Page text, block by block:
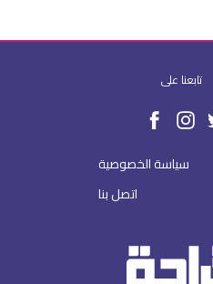
تابعنا على
سياسة الخصوصية
اتصل بنا